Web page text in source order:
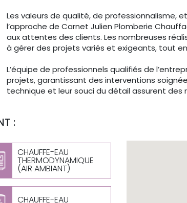
Les valeurs de qualité, de professionnalisme,
l’approche de Carnet Julien Plomberie
aux attentes des clients. Les nombreuses
à gérer des projets variés et exigeants, tout
L’équipe de professionnels qualifiés de
projets, garantissant des interventions
technique et leur souci du détail assurent
:
CHAUFFE-EAU
THERMODYNAMIQUE
(AIR AMBIANT)
CHAUFFE-EAU